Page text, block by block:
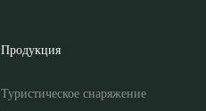
Продукция
Туристическое снаряжение